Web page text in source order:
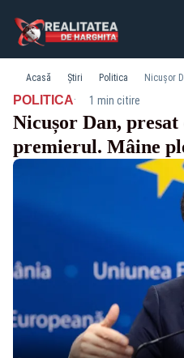
Acasă Știri Politica
POLITICA· 1 min citire
Nicușor Dan, presat
premierul. Mâine